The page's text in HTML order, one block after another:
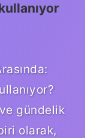
gündelik
olarak,